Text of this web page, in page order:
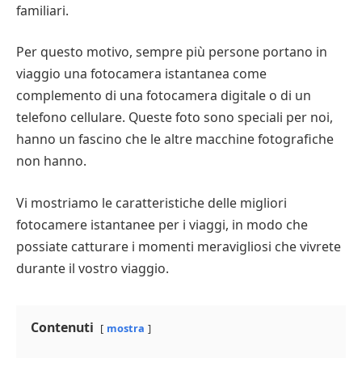
familiari.
Per questo motivo, sempre più persone portano in
viaggio una fotocamera istantanea come
complemento di una fotocamera digitale o di un
telefono cellulare. Queste foto sono speciali per noi,
hanno un fascino che le altre macchine fotografiche
non hanno.
Vi mostriamo le caratteristiche delle migliori
fotocamere istantanee per i viaggi, in modo che
possiate catturare i momenti meravigliosi che vivrete
durante il vostro viaggio.
Contenuti mostra